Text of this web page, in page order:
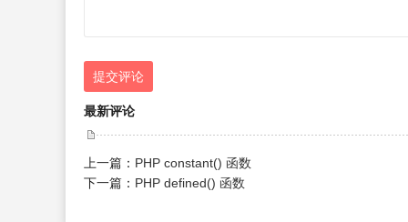
提交评论
最新评论
上一篇： PHP constant() 函数
下一篇： PHP defined() 函数